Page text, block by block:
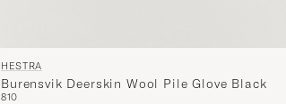
HESTRA
Burensvik Deerskin Wool Pile Glove Black
810